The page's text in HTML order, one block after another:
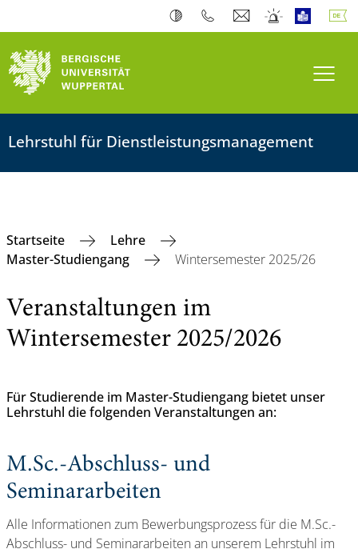
Lehrstuhl für Dienstleistungsmanagement
Startseite
Lehre
Master-Studiengang
Wintersemester 2025/26
Veranstaltungen im
Wintersemester 2025/2026
Für Studierende im Master-Studiengang bietet unser
Lehrstuhl die folgenden Veranstaltungen an:
M.Sc.-Abschluss- und
Seminararbeiten
Alle Informationen zum Bewerbungsprozess für die M.Sc.-
Abschluss- und Seminararbeiten an unserem Lehrstuhl im